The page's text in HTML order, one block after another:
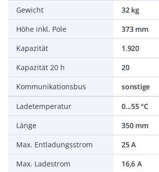
Gewicht
32 kg
Höhe inkl. Pole
373 mm
Kapazität
1.920
Kapazität 20 h
20
Kommunikationsbus
sonstige
Ladetemperatur
0...55 °C
Länge
350 mm
Max. Entladungsstrom
25 A
Max. Ladestrom
16,6 A